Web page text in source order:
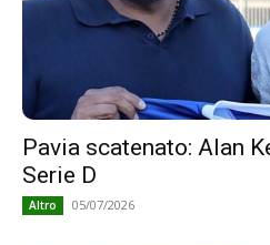
Pavia scatenato: Alan
Serie D
Altro 05/07/2026